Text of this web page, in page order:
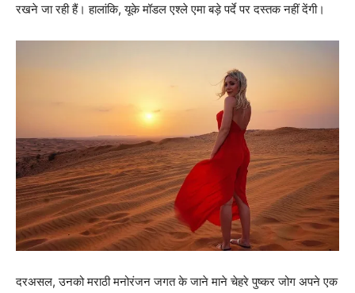
रखने जा रही हैं। हालांकि, यूके मॉडल एश्‍ले एमा बड़े पर्दे पर दस्‍तक नहीं देंगी।
दरअसल, उनको मराठी मनोरंजन जगत के जाने माने चेहरे पुष्‍कर जोग अपने एक